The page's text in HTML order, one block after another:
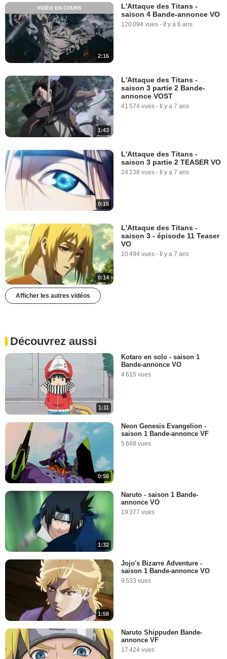
2:16
VIDÉO EN COURS
L'Attaque des Titans -
saison 4 Bande-annonce VO
120 094 vues - Il y a 6 ans
1:43
L'Attaque des Titans -
saison 3 partie 2 Bande-
annonce VOST
41 574 vues - Il y a 7 ans
0:15
L'Attaque des Titans -
saison 3 partie 2 TEASER VO
24 238 vues - Il y a 7 ans
0:14
L'Attaque des Titans -
saison 3 - épisode 11 Teaser
VO
10 494 vues - Il y a 7 ans
Afficher les autres vidéos
Découvrez aussi
1:11
Kotaro en solo - saison 1
Bande-annonce VO
4 615 vues
0:56
Neon Genesis Evangelion -
saison 1 Bande-annonce VF
5 668 vues
1:32
Naruto - saison 1 Bande-
annonce VO
19 377 vues
1:58
Jojo's Bizarre Adventure -
saison 1 Bande-annonce VO
9 533 vues
Naruto Shippuden Bande-
annonce VF
17 424 vues